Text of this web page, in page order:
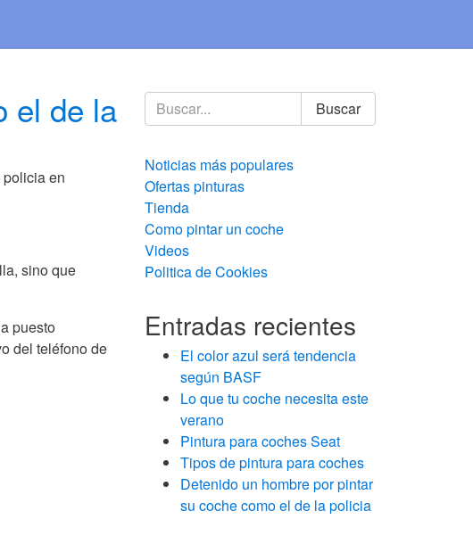
el de la
en
sino que
puesto
del teléfono de
Buscar
Noticias más populares
Ofertas pinturas
Tienda
Como pintar un coche
Videos
Politica de Cookies
Entradas recientes
El color azul será tendencia
según BASF
Lo que tu coche necesita este
verano
Pintura para coches Seat
Tipos de pintura para coches
Detenido un hombre por pintar
su coche como el de la policia